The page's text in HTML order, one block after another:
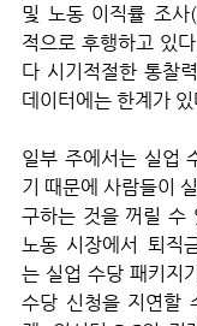
및 노동 이직률 조사
적으로 후행하고 있
다 시기적절한 통찰
데이터에는 한계가
일부 주에서는 실업
기 때문에 사람들이
구하는 것을 꺼릴 수
노동 시장에서 퇴직
는 실업 수당 패키지
수당 신청을 지연할